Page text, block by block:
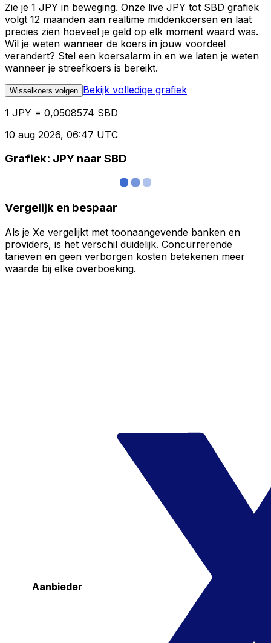
Zie je 1 JPY in beweging. Onze live JPY tot SBD grafiek
volgt 12 maanden aan realtime middenkoersen en laat
precies zien hoeveel je geld op elk moment waard was.
Wil je weten wanneer de koers in jouw voordeel
verandert? Stel een koersalarm in en we laten je weten
wanneer je streefkoers is bereikt.
Wisselkoers volgen Bekijk volledige grafiek
1 JPY = 0,0508574 SBD
10 aug 2026, 06:47 UTC
Grafiek: JPY naar SBD
Vergelijk en bespaar
Als je Xe vergelijkt met toonaangevende banken en
providers, is het verschil duidelijk. Concurrerende
tarieven en geen verborgen kosten betekenen meer
waarde bij elke overboeking.
Aanbieder